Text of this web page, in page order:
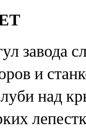
завода
и
над